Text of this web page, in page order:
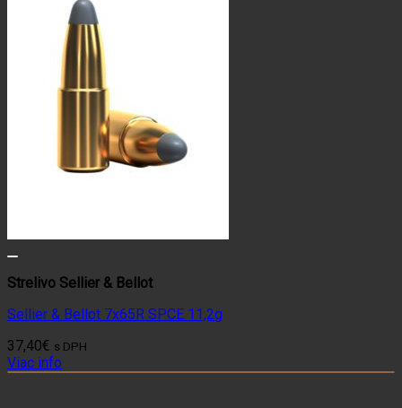
Strelivo Sellier & Bellot
Sellier & Bellot 7x65R SPCE 11,2g
37,40€ s DPH
Viac info